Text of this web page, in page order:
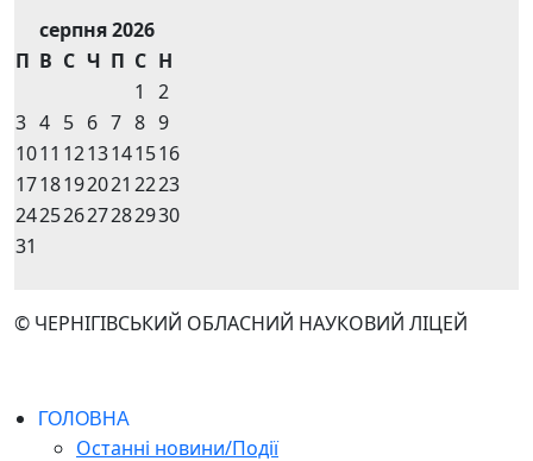
серпня 2026
П В С Ч П С Н
1
2
3 4 5 6 7 8 9
1011 1213141516
1718192021 2223
24252627282930
31
© ЧЕРНІГІВСЬКИЙ ОБЛАСНИЙ НАУКОВИЙ ЛІЦЕЙ
ГОЛОВНА
Останні новини/Події